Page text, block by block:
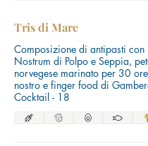
Tris di Mare
Composizione di antipasti con
Nostrum di Polpo e Seppia,
norvegese marinato per 30
nostro e finger food di
Cocktail - 18